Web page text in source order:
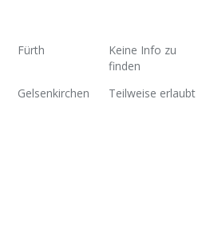
Fürth
Keine Info zu
finden
Gelsenkirchen
Teilweise erlaubt